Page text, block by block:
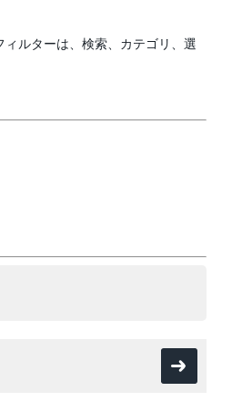
ルターは、検索、カテゴリ、選